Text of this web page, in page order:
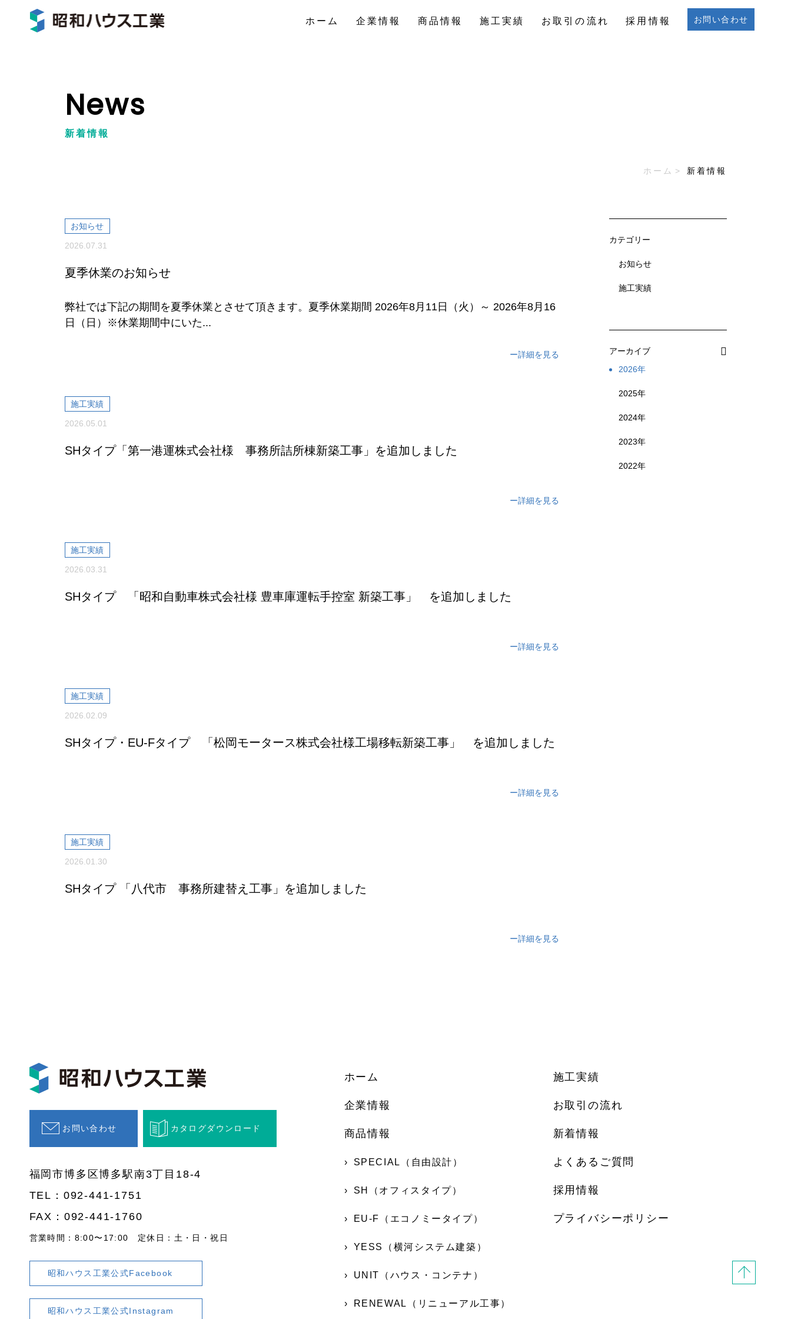
企業情報 商品情報 施工実績 お取引の流れ 採用情報
ホーム 企業情報 商品情報 施工実績 お取引の流れ 採用情報 お問い合わせ
News
新着情報
ホーム 新着情報
お知らせ
2026.07.31
夏季休業のお知らせ
弊社では下記の期間を夏季休業とさせて頂きます。夏季休業期間 2026年8月11日（火）～ 2026年8月16
日（日）※休業期間中にいた...
ー詳細を見る
施工実績
2026.05.01
SHタイプ「第一港運株式会社様 事務所詰所棟新築工事」を追加しました
ー詳細を見る
施工実績
2026.03.31
SHタイプ 「昭和自動車株式会社様 豊車庫運転手控室 新築工事」 を追加しました
ー詳細を見る
施工実績
2026.02.09
SHタイプ・EU-Fタイプ 「松岡モータース株式会社様工場移転新築工事」 を追加しました
ー詳細を見る
施工実績
2026.01.30
SHタイプ 「八代市 事務所建替え工事」を追加しました
ー詳細を見る
カテゴリー
お知らせ
施工実績
アーカイブ
2026年
2025年
2024年
2023年
2022年
お問い合わせ カタログダウンロード
福岡市博多区博多駅南3丁目18-4
TEL： 092-441-1751
FAX：092-441-1760
営業時間：8:00〜17:00 定休日：土・日・祝日
昭和ハウス工業公式Facebook
昭和ハウス工業公式Instagram
ホーム
企業情報
商品情報
SPECIAL（自由設計）
SH（オフィスタイプ）
EU-F（エコノミータイプ）
YESS（横河システム建築）
UNIT（ハウス・コンテナ）
RENEWAL（リニューアル工事）
施工実績
お取引の流れ
新着情報
よくあるご質問
採用情報
プライバシーポリシー